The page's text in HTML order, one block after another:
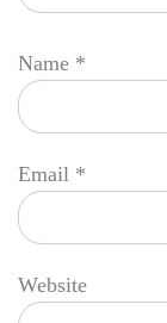
Name *
Email *
Website